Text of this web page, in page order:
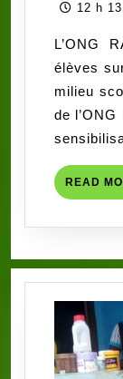
12 h
L’ONG
élèves
milieu
de
READ